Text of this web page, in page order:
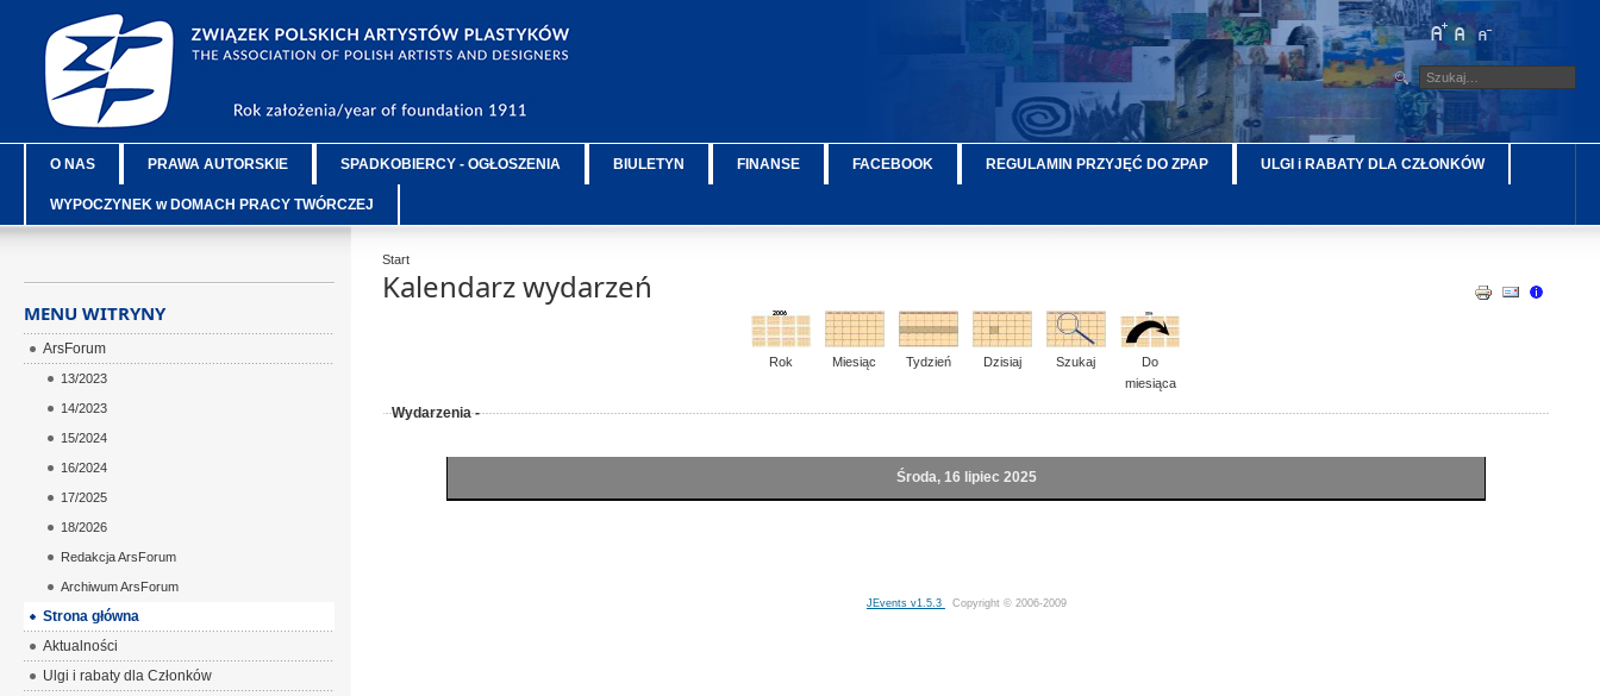
O NAS PRAWA AUTORSKIE SPADKOBIERCY - OGŁOSZENIA BIULETYN FINANSE FACEBOOK REGULAMIN PRZYJĘĆ DO ZPAP ULGI i RABATY DLA CZŁONKÓW
WYPOCZYNEK w DOMACH PRACY TWÓRCZEJ
Start
Kalendarz wydarzeń
Rok Miesiąc Tydzień Dzisiaj Szukaj
Do
miesiąca
Wydarzenia -
Środa, 16 lipiec 2025
JEvents v1.5.3 Copyright © 2006-2009
MENU WITRYNY
ArsForum
13/2023
14/2023
15/2024
16/2024
17/2025
18/2026
Redakcja ArsForum
Archiwum ArsForum
Strona główna
Aktualności
Ulgi i rabaty dla Członków